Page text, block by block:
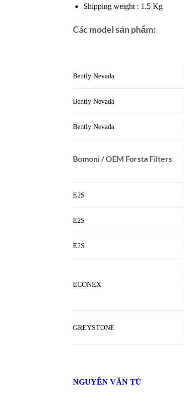
Shipping weight : 1.5 Kg
Các model sản phẩm:
Bently Nevada
Bently Nevada
Bently Nevada
Bomoni / OEM Forsta Filters
E2S
E2S
E2S
ECONEX
GREYSTONE
NGUYỄN VĂN TÚ